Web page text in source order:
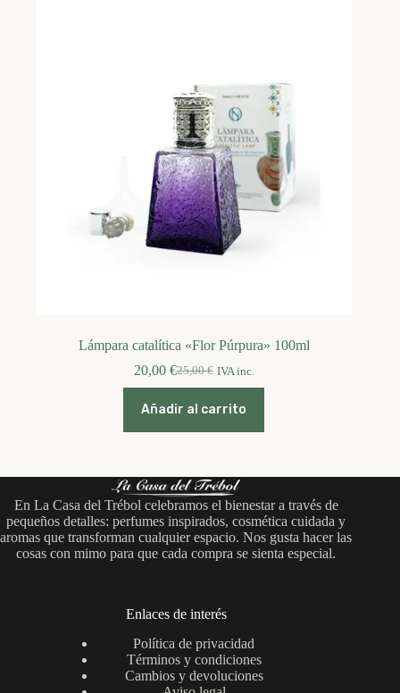
Lámpara catalítica «Flor Púrpura» 100ml
25,00€
El
original
20,00 €El
actual
IVA inc.
Añadir al carrito
En La Casa del Trébol celebramos el bienestar a través de
pequeños detalles: perfumes inspirados, cosmética cuidada y
aromas que transforman cualquier espacio. Nos gusta hacer las
cosas con mimo para que cada compra se sienta especial.
Enlaces de interés
Política de privacidad
Términos y condiciones
Cambios y devoluciones